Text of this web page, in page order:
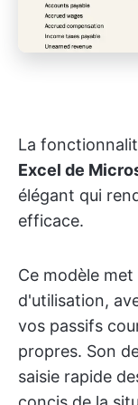
La
Excel de
élégant qui
efficace.
Ce modèle
d'utilisation,
vos passifs
propres. Son
saisie rapide